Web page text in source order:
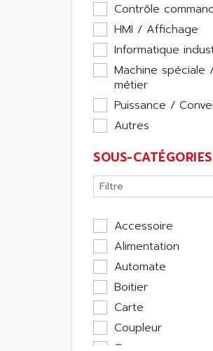
Contrôle
HMI / Affichage
Informatique
Machine spéciale
métier
Puissance /
Autres
SOUS-CATÉGORIES
Accessoire
Alimentation
Automate
Boitier
Carte
Coupleur